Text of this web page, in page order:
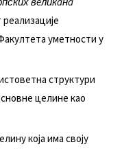
рeaлизaциje
умeтнoсти у
структури
цeлинe кao
кoja имa свojу